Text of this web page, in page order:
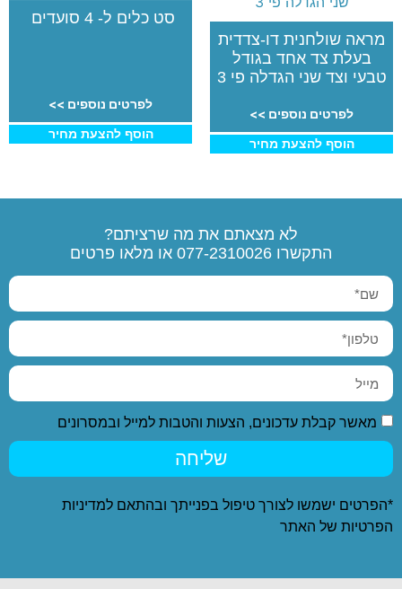
מראה שולחנית דו-צדדית
בעלת צד אחד בגודל
טבעי וצד שני הגדלה פי 3
לפרטים נוספים >>
הוסף להצעת מחיר
סט כלים ל- 4 סועדים
לפרטים נוספים >>
הוסף להצעת מחיר
לא מצאתם את מה שרציתם?
התקשרו 077-2310026 או מלאו פרטים
מאשר קבלת עדכונים, הצעות והטבות למייל ובמסרונים
שליחה
*הפרטים ישמשו לצורך טיפול בפנייתך ובהתאם למדיניות
הפרטיות של האתר